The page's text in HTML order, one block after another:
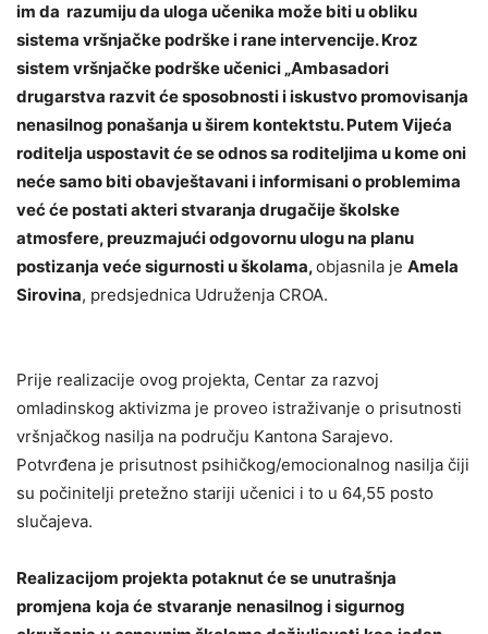
im da razumiju da uloga učenika može biti u obliku
sistema vršnjačke podrške i rane intervencije. Kroz
sistem vršnjačke podrške učenici „Ambasadori
drugarstva razvit će sposobnosti i iskustvo promovisanja
nenasilnog ponašanja u širem kontektstu. Putem Vijeća
roditelja uspostavit će se odnos sa roditeljima u kome oni
neće samo biti obavještavani i informisani o problemima
već će postati akteri stvaranja drugačije školske
atmosfere, preuzmajući odgovornu ulogu na planu
postizanja veće sigurnosti u školama,objasnila je Amela
Sirovina, predsjednica Udruženja CROA.
Prije realizacije ovog projekta, Centar za razvoj
omladinskog aktivizma je proveo istraživanje o prisutnosti
vršnjačkog nasilja na području Kantona Sarajevo.
Potvrđena je prisutnost psihičkog/emocionalnog nasilja čiji
su počinitelji pretežno stariji učenici i to u 64,55 posto
slučajeva.
Realizacijom projekta potaknut ćeseunutrašnja
promjena koja će stvaranje nenasilnog i sigurnog